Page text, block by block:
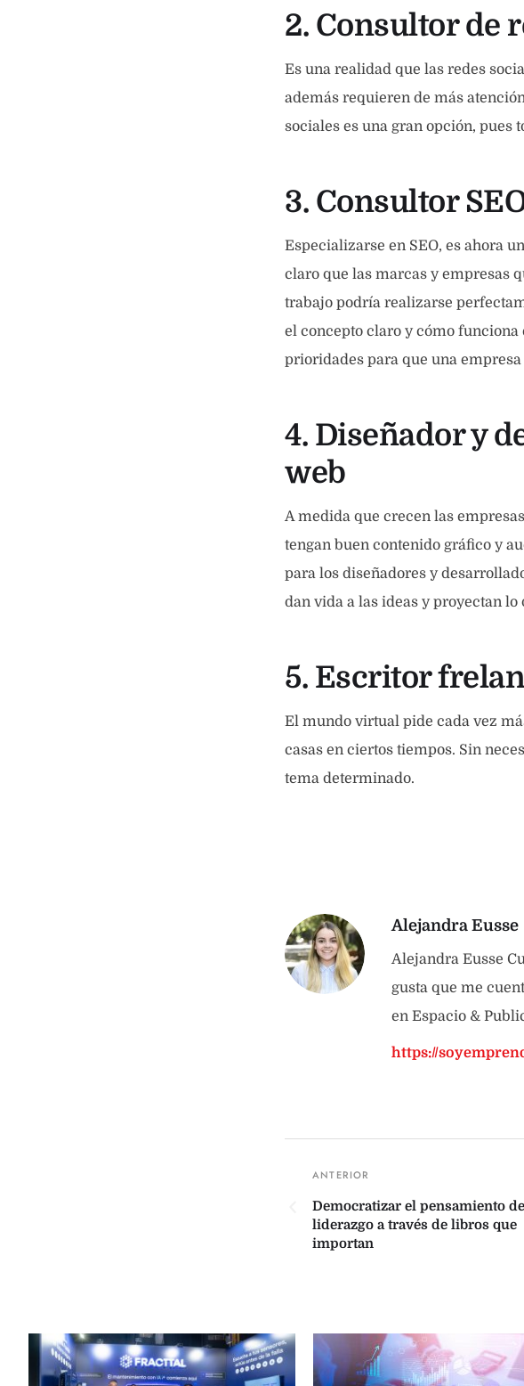
2. Consultor de
Es una realidad que las redes
además requieren de más
sociales es una gran opción,
3. Consultor
Especializarse en SEO, es ahora
claro que las marcas y empresas
trabajo podría realizarse
el concepto claro y cómo funciona
prioridades para que una
4. Diseñador y
web
A medida que crecen las
tengan buen contenido gráfico y
para los diseñadores y
dan vida a las ideas y proyectan
5. Escritor
El mundo virtual pide cada vez
casas en ciertos tiempos. Sin
tema determinado.
Alejandra Eusse
Alejandra Eusse
gusta que me
en Espacio &
https://
Democratizar el pensamiento
liderazgo a través de libros que
importan